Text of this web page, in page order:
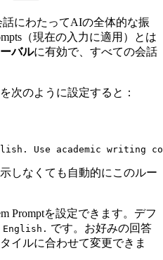
話にわたってAIの全体的な振
（現在の入力に適用）とは
バルに有効で、すべての会話
次のように設定すると：
Use academic writing
しなくても自動的にこのルー
Promptを設定できます。デフ
English. です。お好みの回答
イルに合わせて変更できま